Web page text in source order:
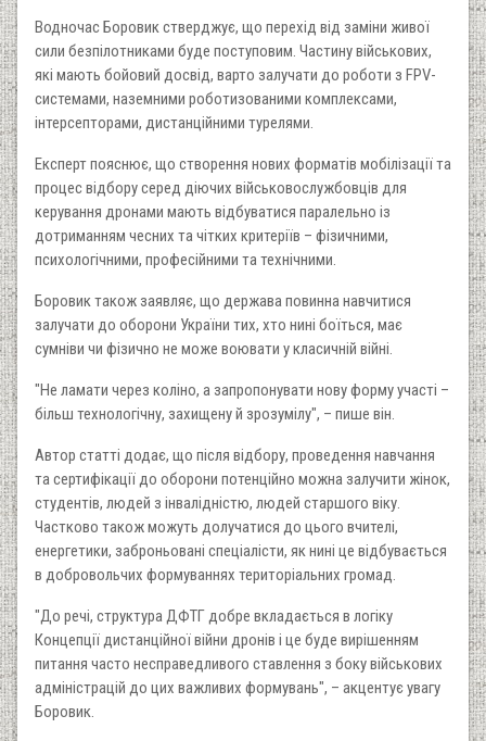
Водночас Боровик стверджує, що перехід від заміни живої
сили безпілотниками буде поступовим. Частину військових,
які мають бойовий досвід, варто залучати до роботи з FPV-
системами, наземними роботизованими комплексами,
інтерсепторами, дистанційними турелями.
Експерт пояснює, що створення нових форматів мобілізації та
процес відбору серед діючих військовослужбовців для
керування дронами мають відбуватися паралельно із
дотриманням чесних та чітких критеріїв – фізичними,
психологічними, професійними та технічними.
Боровик також заявляє, що держава повинна навчитися
залучати до оборони України тих, хто нині боїться, має
сумніви чи фізично не може воювати у класичній війні.
"Не ламати через коліно, а запропонувати нову форму участі –
більш технологічну, захищену й зрозумілу", – пише він.
Автор статті додає, що після відбору, проведення навчання
та сертифікації до оборони потенційно можна залучити жінок,
студентів, людей з інвалідністю, людей старшого віку.
Частково також можуть долучатися до цього вчителі,
енергетики, заброньовані спеціалісти, як нині це відбувається
в добровольчих формуваннях територіальних громад.
"До речі, структура ДФТГ добре вкладається в логіку
Концепції дистанційної війни дронів і це буде вирішенням
питання часто несправедливого ставлення з боку військових
адміністрацій до цих важливих формувань", – акцентує увагу
Боровик.